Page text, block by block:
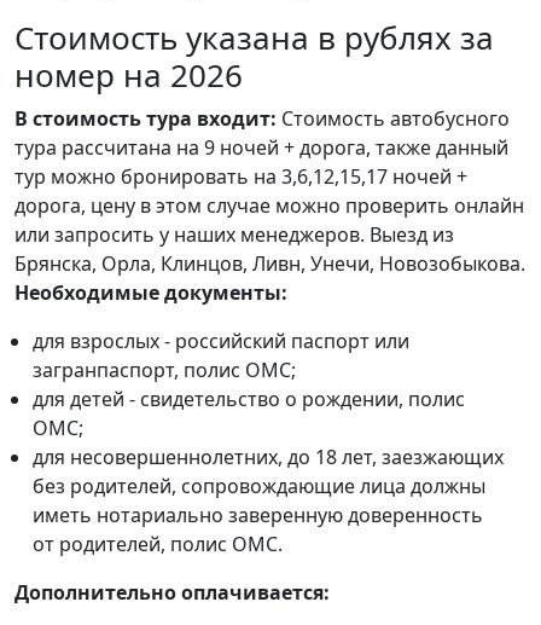
Стоимость указана в рублях за
номер на 2026
В стоимость тура входит: Стоимость автобусного
тура рассчитана на 9 ночей + дорога, также данный
тур можно бронировать на 3,6,12,15,17 ночей +
дорога, цену в этом случае можно проверить онлайн
или запросить у наших менеджеров. Выезд из
Брянска, Орла, Клинцов, Ливн, Унечи, Новозобыкова.
Необходимые документы:
для взрослых - российский паспорт или
загранпаспорт, полис ОМС;
для детей - свидетельство о рождении, полис
ОМС;
для несовершеннолетних, до 18 лет, заезжающих
без родителей, сопровождающие лица должны
иметь нотариально заверенную доверенность
от родителей, полис ОМС.
Дополнительно оплачивается: